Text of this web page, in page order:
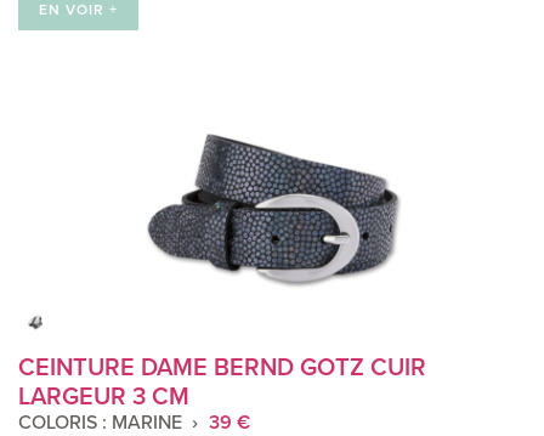
EN VOIR +
CEINTURE DAME BERND GOTZ CUIR
LARGEUR 3 CM
COLORIS : MARINE 39 €